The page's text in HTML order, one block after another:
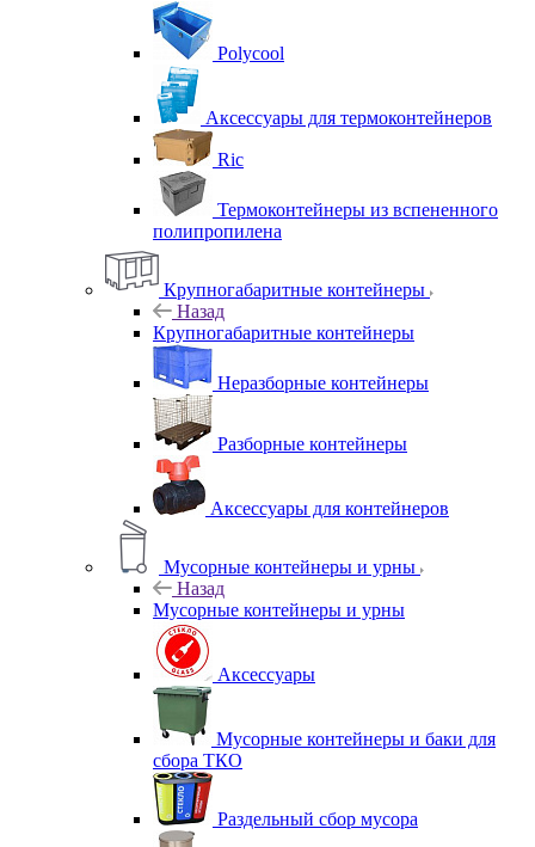
Polycool
Аксессуары для термоконтейнеров
Ric
Термоконтейнеры из вспененного
полипропилена
Крупногабаритные контейнеры
Назад
Крупногабаритные контейнеры
Неразборные контейнеры
Разборные контейнеры
Аксессуары для контейнеров
Мусорные контейнеры и урны
Назад
Мусорные контейнеры и урны
Аксессуары
Мусорные контейнеры и баки для
сбора ТКО
Раздельный сбор мусора